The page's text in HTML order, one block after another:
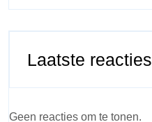
Laatste reacties
Geen reacties om te tonen.